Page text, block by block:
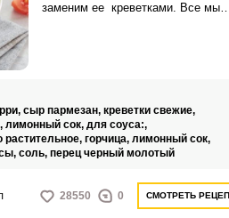
заменим ее креветками. Все мы
сыр пармезан, креветки свежие,
лимонный сок, для соуса:,
растительное, горчица, лимонный сок,
соль, перец черный молотый
28550 0 СМОТРЕТЬ